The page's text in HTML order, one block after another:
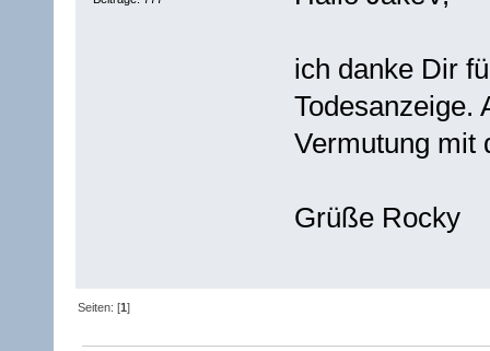
ich danke Dir
Todesanzeige.
Vermutung mit
Grüße Rocky
Seiten: [1]